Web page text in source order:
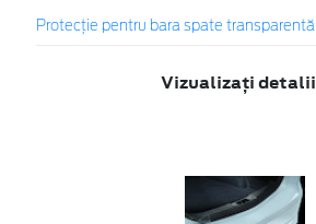
Protecţie pentru bara spate transparentă
Vizualizați detalii